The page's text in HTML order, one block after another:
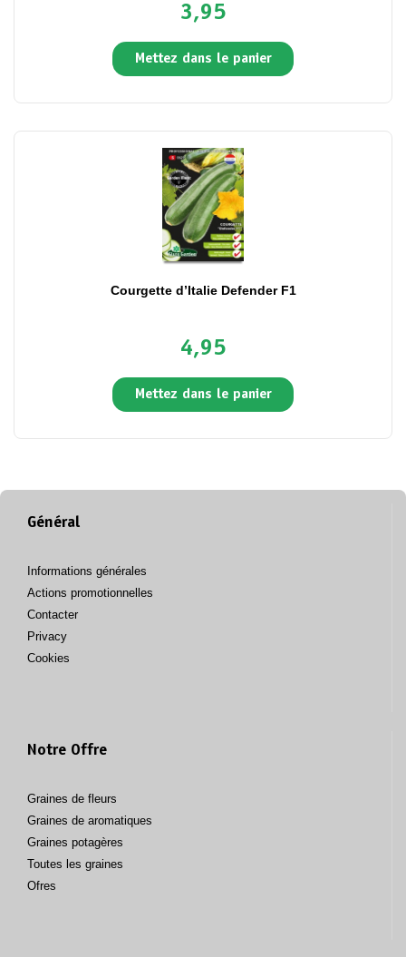
3,95
Mettez dans le panier
Courgette d’Italie Defender F1
4,95
Mettez dans le panier
Général
Informations générales
Actions promotionnelles
Contacter
Privacy
Cookies
Notre Offre
Graines de fleurs
Graines de aromatiques
Graines potagères
Toutes les graines
Ofres